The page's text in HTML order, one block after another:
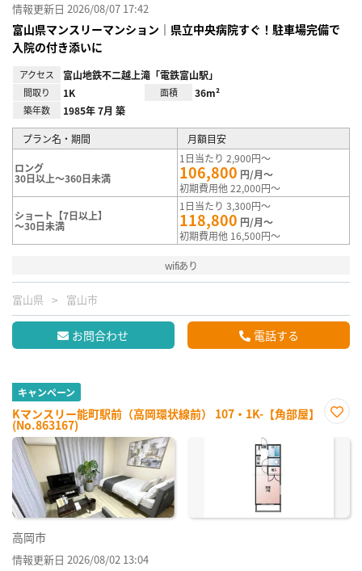
情報更新日 2026/08/07 17:42
富山県マンスリーマンション｜県立中央病院すぐ！駐車場完備で
入院の付き添いに
アクセス 富山地鉄不二越上滝「電鉄富山駅」
間取り 1K 面積 36m²
築年数 1985年 7月 築
プラン名・期間 月額目安
ロング
30日以上～360日未満
1日当たり 2,900円～
106,800 円/月～
初期費用他 22,000円～
ショート【7日以上】
～30日未満
1日当たり 3,300円～
118,800 円/月～
初期費用他 16,500円～
wifiあり
富山県 富山市
お問合わせ 電話する
キャンペーン
Kマンスリー能町駅前（高岡環状線前） 107・1K-【角部屋】
(No.863167)
に入
高岡市
情報更新日 2026/08/02 13:04